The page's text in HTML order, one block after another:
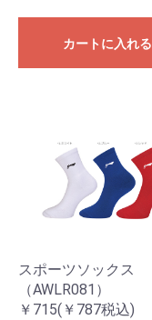
カートに入れる
スポーツソックス
（AWLR081）
￥715(￥787税込)